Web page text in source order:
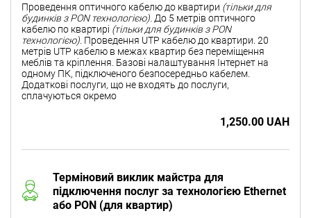
Проведення оптичного кабелю до квартири (тільки для
будинків з PON технологією). До 5 метрів оптичного
кабелю по квартирі (тільки для будинків з PON
технологією). Проведення UTP кабелю до квартири. 20
метрів UTP кабелю в межах квартир без переміщення
меблів та кріплення. Базові налаштування Інтернет на
одному ПК, підключеного безпосередньо кабелем.
Додаткові послуги, що не входять до послуги,
сплачуються окремо
1,250.00 UAH
Терміновий виклик майстра для
підключення послуг за технологією Ethernet
або PON (для квартир)